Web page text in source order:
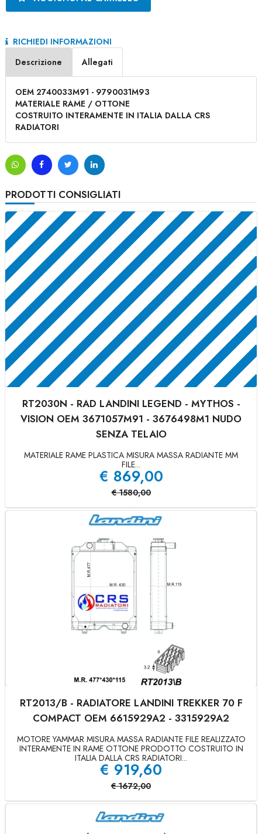
RICHIEDI INFORMAZIONI
Descrizione
Allegati
OEM 2740033M91 - 9790031M93
MATERIALE RAME / OTTONE
COSTRUITO INTERAMENTE IN ITALIA DALLA CRS
RADIATORI
PRODOTTI CONSIGLIATI
RT2030N - RAD LANDINI LEGEND - MYTHOS -
VISION OEM 3671057M91 - 3676498M1 NUDO
SENZA TELAIO
MATERIALE RAME PLASTICA MISURA MASSA RADIANTE MM
FILE...
€ 869,00
€ 1580,00
RT2013/B - RADIATORE LANDINI TREKKER 70 F
COMPACT OEM 6615929A2 - 3315929A2
MOTORE YAMMAR MISURA MASSA RADIANTE FILE REALIZZATO
INTERAMENTE IN RAME OTTONE PRODOTTO COSTRUITO IN
ITALIA DALLA CRS RADIATORI...
€ 919,60
€ 1672,00